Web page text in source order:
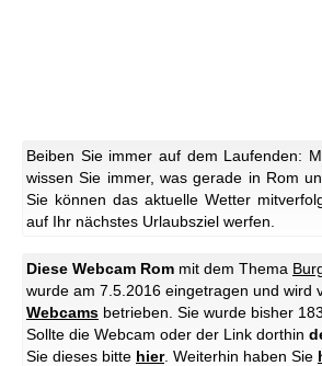
Beiben Sie immer auf dem Laufenden:
wissen Sie immer, was gerade in Rom
Sie können das aktuelle Wetter
auf Ihr nächstes Urlaubsziel werfen.
Diese Webcam Rom mit dem Thema
wurde am 7.5.2016 eingetragen und wird
Webcams betrieben. Sie wurde bisher
Sollte die Webcam oder der Link dorthin
Sie dieses bitte hier. Weiterhin haben Sie